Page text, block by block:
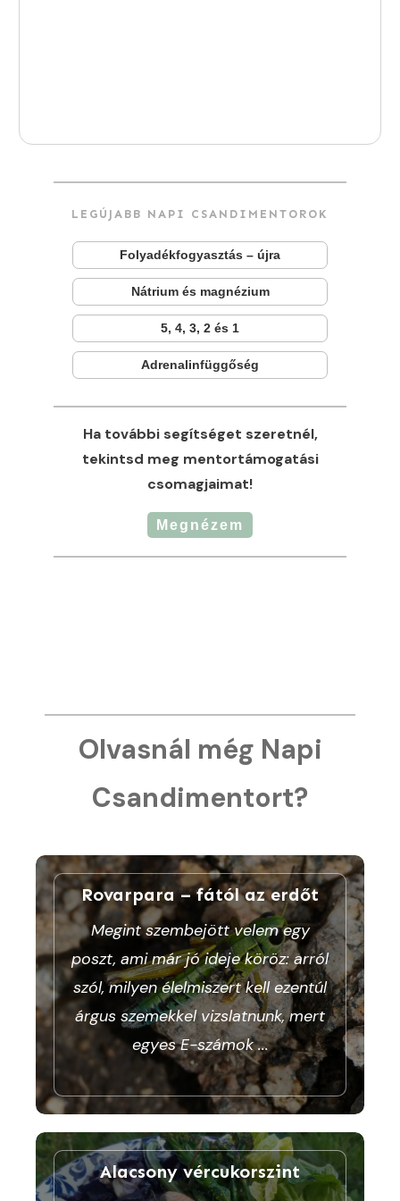
LEGÚJABB NAPI CSANDIMENTOROK
Folyadékfogyasztás – újra
Nátrium és magnézium
5, 4, 3, 2 és 1
Adrenalinfüggőség
Ha további segítséget szeretnél,
tekintsd meg mentortámogatási
csomagjaimat!
Megnézem
Olvasnál még Napi
Csandimentort?
Rovarpara – fától az erdőt
Megint szembejött velem egy
poszt, ami már jó ideje köröz: arról
szól, milyen élelmiszert kell ezentúl
árgus szemekkel vizslatnunk, mert
egyes E-számok...
Alacsony vércukorszint